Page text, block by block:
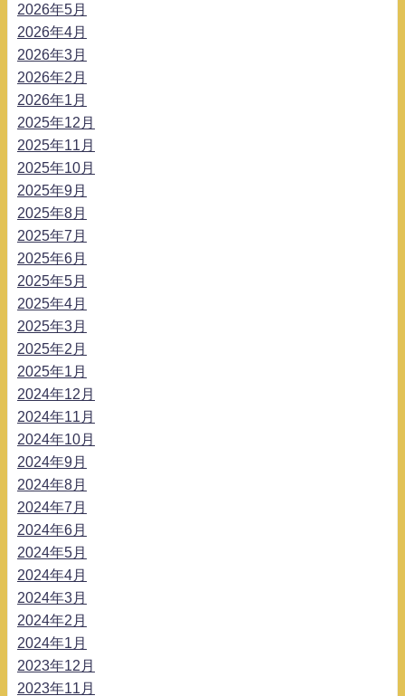
2026年5月
2026年4月
2026年3月
2026年2月
2026年1月
2025年12月
2025年11月
2025年10月
2025年9月
2025年8月
2025年7月
2025年6月
2025年5月
2025年4月
2025年3月
2025年2月
2025年1月
2024年12月
2024年11月
2024年10月
2024年9月
2024年8月
2024年7月
2024年6月
2024年5月
2024年4月
2024年3月
2024年2月
2024年1月
2023年12月
2023年11月